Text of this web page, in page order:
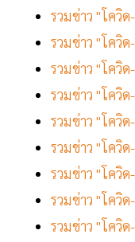
รวมข่าว "โควิ
รวมข่าว "โควิ
รวมข่าว "โควิ
รวมข่าว "โควิ
รวมข่าว "โควิ
รวมข่าว "โควิ
รวมข่าว "โควิ
รวมข่าว "โควิ
รวมข่าว "โควิ